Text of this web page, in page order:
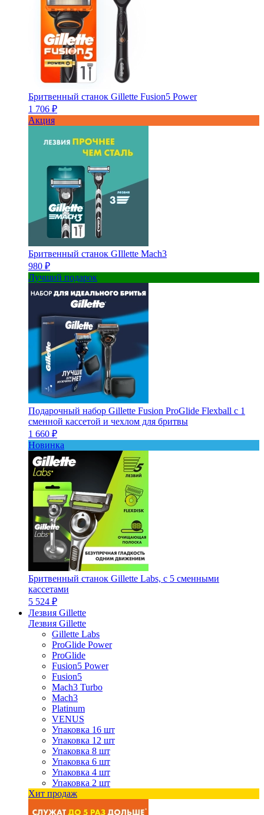
Бритвенный станок Gillette Fusion5 Power
1 706 ₽
Акция
Бритвенный станок GIllette Mach3
980 ₽
Лучший подарок
Подарочный набор Gillette Fusion ProGlide Flexball с 1
сменной кассетой и чехлом для бритвы
1 660 ₽
Новинка
Бритвенный станок Gillette Labs, с 5 сменными
кассетами
5 524 ₽
Лезвия Gillette
Лезвия Gillette
Gillette Labs
ProGlide Power
ProGlide
Fusion5 Power
Fusion5
Mach3 Turbo
Mach3
Platinum
VENUS
Упаковка 16 шт
Упаковка 12 шт
Упаковка 8 шт
Упаковка 6 шт
Упаковка 4 шт
Упаковка 2 шт
Хит продаж